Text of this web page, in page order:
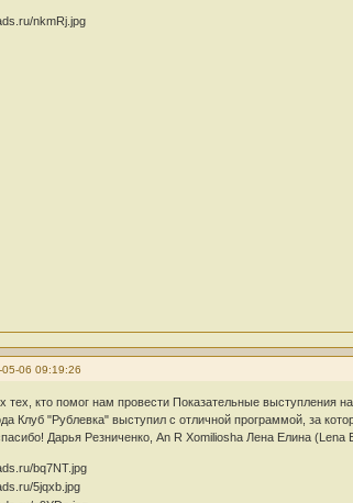
05-06 09:19:26
тех, кто помог нам провести Показательные выступления
Клуб "Рублевка" выступил с отличной программой, за
Дарья Резниченко, An R Xomiliosha Лена Елина